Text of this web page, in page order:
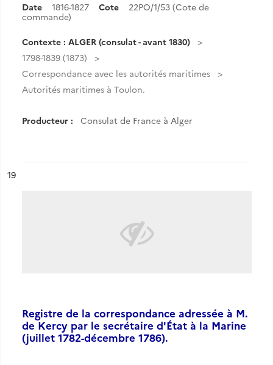
Date 1816-1827 Cote
22PO/1/53 (Cote de
commande)
Contexte : ALGER (consulat - avant 1830)
1798-1839 (1873)
Correspondance avec les autorités maritimes
Autorités maritimes à Toulon.
Producteur : Consulat de France à Alger
n°
19
Registre de la correspondance adressée à M.
de Kercy par le secrétaire d'État à la Marine
(juillet 1782-décembre 1786).